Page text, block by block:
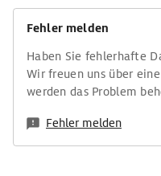
Fehler melden
Haben Sie fehlerhafte
Wir freuen uns über
werden das Problem
Fehler melden